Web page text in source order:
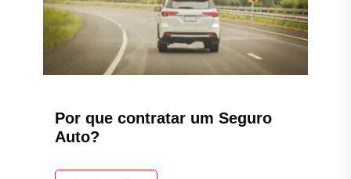
Por que contratar um Seguro
Auto?